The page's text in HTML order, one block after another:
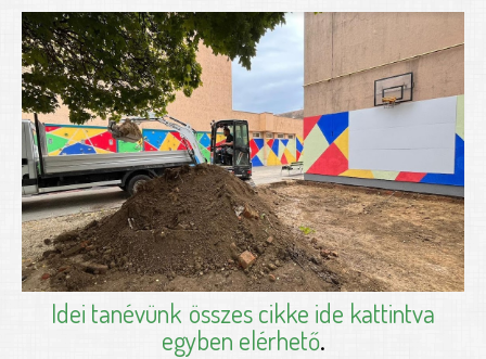
Idei tanévünk összes cikke ide kattintva
egyben elérhető.